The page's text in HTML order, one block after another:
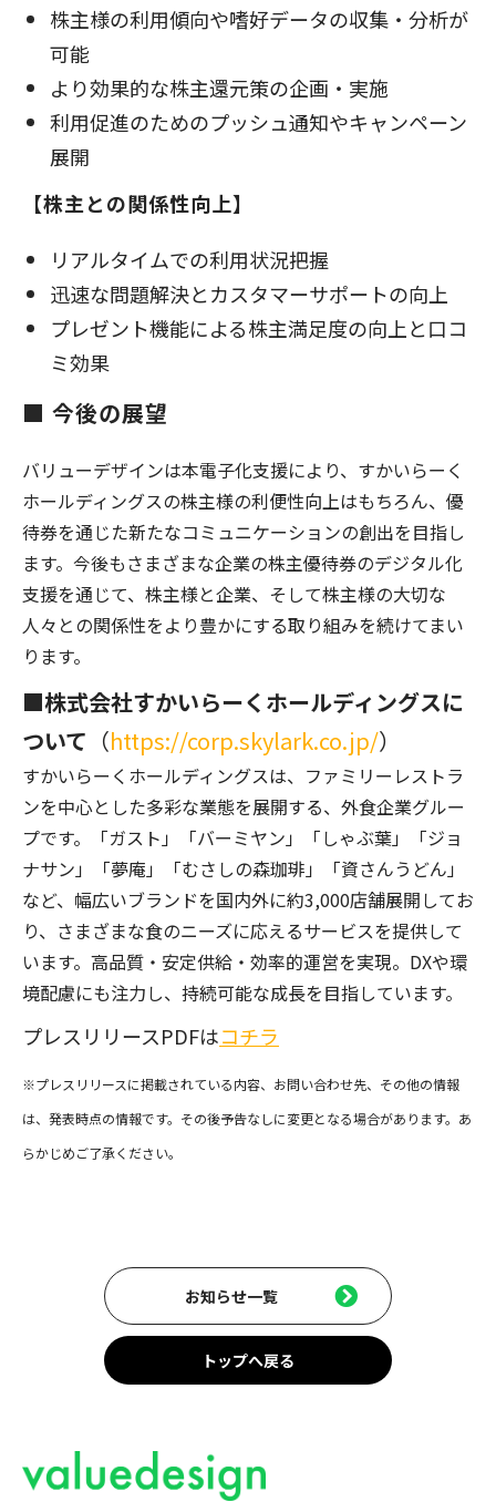
株主様の利用傾向や嗜好データの収集・分析が
可能
より効果的な株主還元策の企画・実施
利用促進のためのプッシュ通知やキャンペーン
展開
【株主との関係性向上】
リアルタイムでの利用状況把握
迅速な問題解決とカスタマーサポートの向上
プレゼント機能による株主満足度の向上と口コ
ミ効果
■ 今後の展望
バリューデザインは本電子化支援により、すかいらーく
ホールディングスの株主様の利便性向上はもちろん、優
待券を通じた新たなコミュニケーションの創出を目指し
ます。今後もさまざまな企業の株主優待券のデジタル化
支援を通じて、株主様と企業、そして株主様の大切な
人々との関係性をより豊かにする取り組みを続けてまい
ります。
■株式会社すかいらーくホールディングスに
ついて （https://corp.skylark.co.jp/）
すかいらーくホールディングスは、ファミリーレストラ
ンを中心とした多彩な業態を展開する、外食企業グルー
プです。「ガスト」「バーミヤン」「しゃぶ葉」「ジョ
ナサン」「夢庵」「むさしの森珈琲」「資さんうどん」
など、幅広いブランドを国内外に約3,000店舗展開してお
り、さまざまな食のニーズに応えるサービスを提供して
います。高品質・安定供給・効率的運営を実現。DXや環
境配慮にも注力し、持続可能な成長を目指しています。
プレスリリースPDFはコチラ
※プレスリリースに掲載されている内容、お問い合わせ先、その他の情報
は、発表時点の情報です。その後予告なしに変更となる場合があります。あ
らかじめご了承ください。
お知らせ一覧
トップへ戻る